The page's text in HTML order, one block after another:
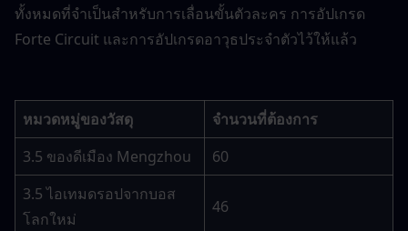
ทั้งหมดที่จำเป็นสำหรับการเลื่อนขั้นตัวละคร การอัปเกรด
Forte Circuit และการอัปเกรดอาวุธประจำตัวไว้ให้แล้ว
หมวดหมู่ของวัสดุ
จำนวนที่ต้องการ
3.5 ของดีเมือง Mengzhou
60
3.5 ไอเทมดรอปจากบอส
โลกใหม่
46